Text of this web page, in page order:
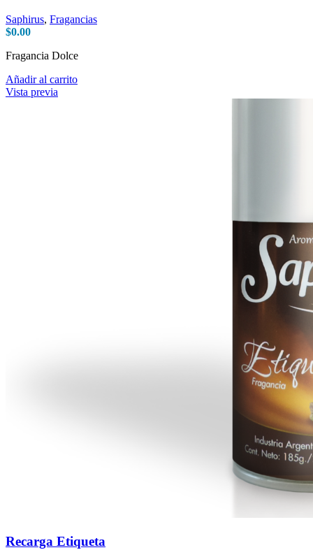
Saphirus, Fragancias
$0.00
Fragancia Dolce
Añadir al carrito
Vista previa
Recarga Etiqueta